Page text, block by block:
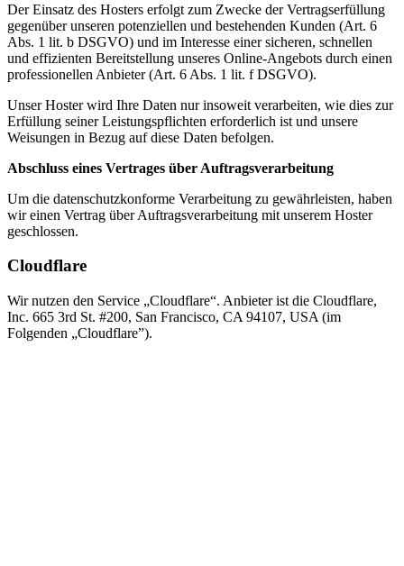
Der Einsatz des Hosters erfolgt zum Zwecke der Vertragserfüllung
gegenüber unseren potenziellen und bestehenden Kunden (Art. 6
Abs. 1 lit. b DSGVO) und im Interesse einer sicheren, schnellen
und effizienten Bereitstellung unseres Online-Angebots durch einen
professionellen Anbieter (Art. 6 Abs. 1 lit. f DSGVO).
Unser Hoster wird Ihre Daten nur insoweit verarbeiten, wie dies zur
Erfüllung seiner Leistungspflichten erforderlich ist und unsere
Weisungen in Bezug auf diese Daten befolgen.
Abschluss eines Vertrages über Auftragsverarbeitung
Um die datenschutzkonforme Verarbeitung zu gewährleisten, haben
wir einen Vertrag über Auftragsverarbeitung mit unserem Hoster
geschlossen.
Cloudflare
Wir nutzen den Service „Cloudflare“. Anbieter ist die Cloudflare,
Inc. 665 3rd St. #200, San Francisco, CA 94107, USA (im
Folgenden „Cloudflare”).